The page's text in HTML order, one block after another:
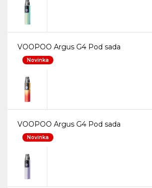
VOOPOO Argus G4 Pod sada
Novinka
VOOPOO Argus G4 Pod sada
Novinka